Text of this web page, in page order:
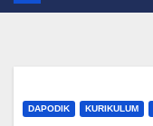
DAPODIK KURIKULUM